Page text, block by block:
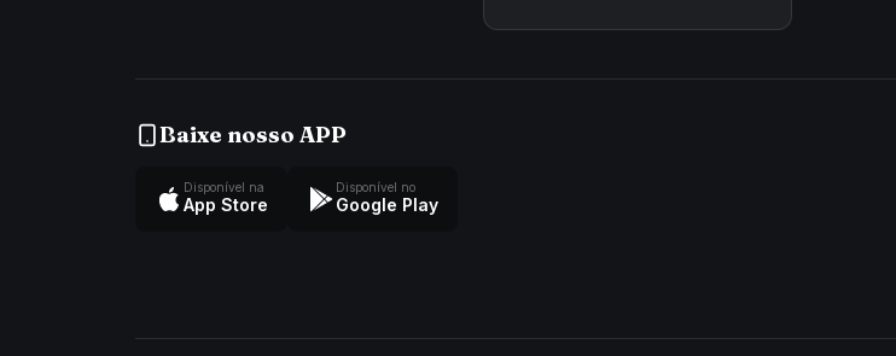
Baixe nosso APP
Disponível na
App Store
Disponível no
Google Play